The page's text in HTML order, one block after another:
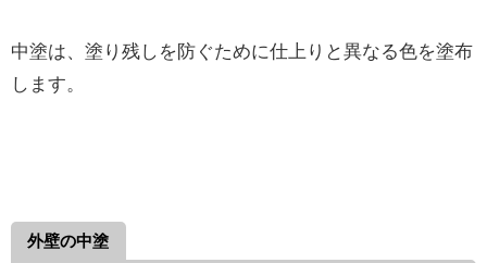
中塗は、塗り残しを防ぐために仕上りと異なる色を塗布
します。
外壁の中塗